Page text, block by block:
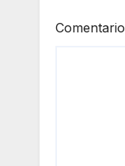
Comentario